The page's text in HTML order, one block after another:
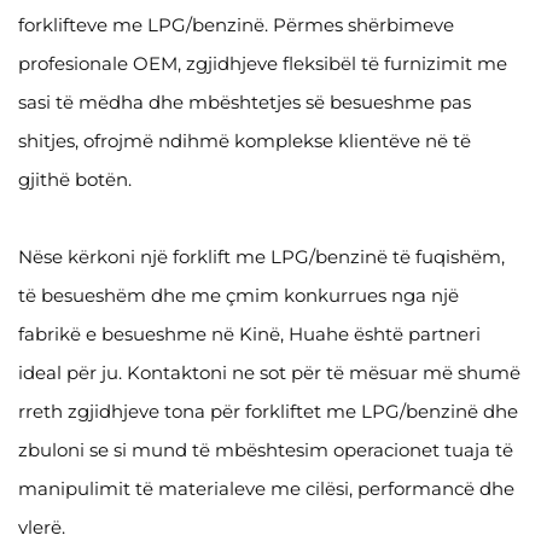
forklifteve me LPG/benzinë. Përmes shërbimeve
profesionale OEM, zgjidhjeve fleksibël të furnizimit me
sasi të mëdha dhe mbështetjes së besueshme pas
shitjes, ofrojmë ndihmë komplekse klientëve në të
gjithë botën.
Nëse kërkoni një forklift me LPG/benzinë të fuqishëm,
të besueshëm dhe me çmim konkurrues nga një
fabrikë e besueshme në Kinë, Huahe është partneri
ideal për ju. Kontaktoni ne sot për të mësuar më shumë
rreth zgjidhjeve tona për forkliftet me LPG/benzinë dhe
zbuloni se si mund të mbështesim operacionet tuaja të
manipulimit të materialeve me cilësi, performancë dhe
vlerë.